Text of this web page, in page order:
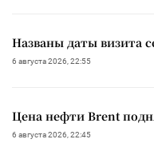
Названы даты визита
6 августа 2026, 22:55
Цена нефти Brent
6 августа 2026, 22:45